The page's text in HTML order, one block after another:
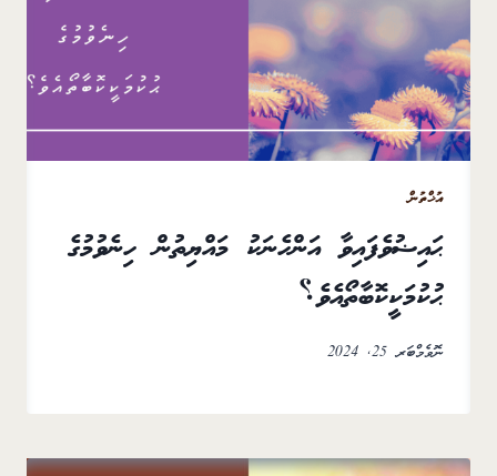
އުޚްތުން
ޙައިޟުވެފައިވާ އަންހެނަކު މައްޔިތުން ހިނެވުމުގެ
ޙުކުމަކީކޮބާތޯއެވެ؟
ނޮވެމްބަރ 25, 2024